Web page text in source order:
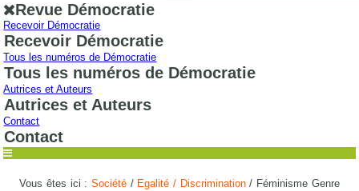
Revue Démocratie
Recevoir Démocratie
Recevoir Démocratie
Tous les numéros de Démocratie
Tous les numéros de Démocratie
Autrices et Auteurs
Autrices et Auteurs
Contact
Contact
Vous êtes ici :Société / Egalité / Discrimination/ Féminisme Genre